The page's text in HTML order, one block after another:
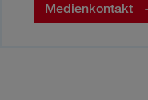
Medienkontakt